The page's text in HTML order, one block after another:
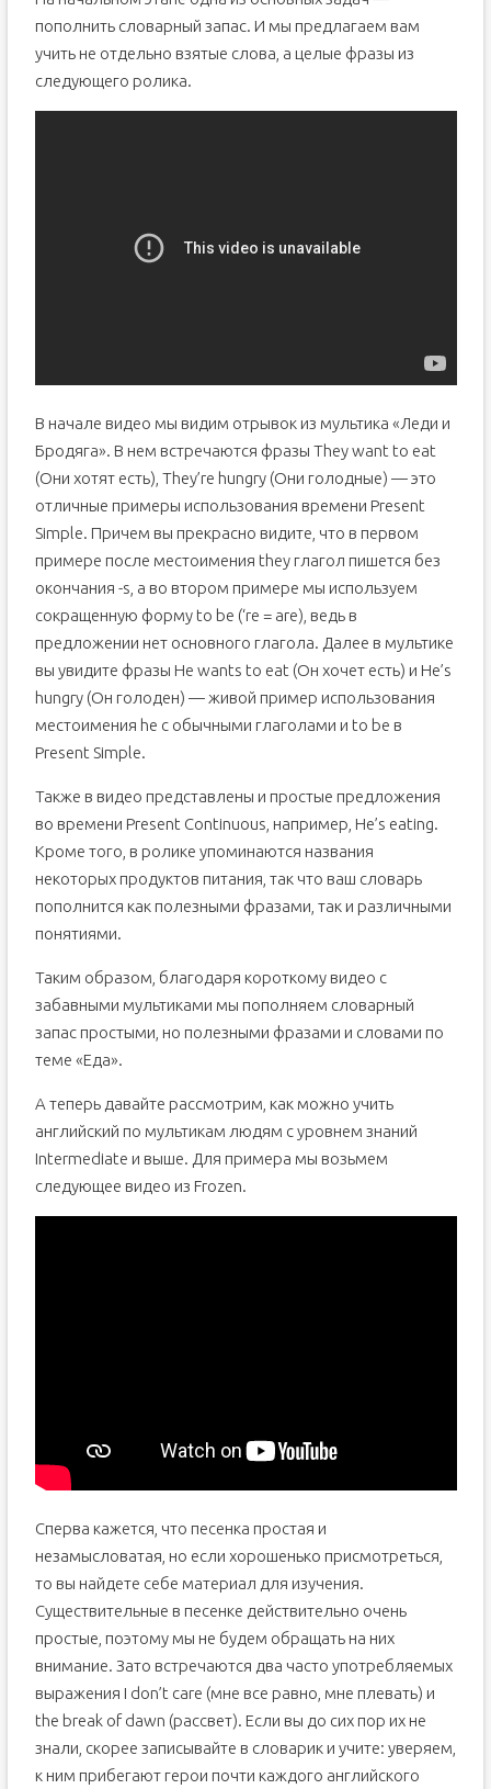
пополнить словарный запас. И мы предлагаем вам
учить не отдельно взятые слова, а целые фразы из
следующего ролика.
В начале видео мы видим отрывок из мультика «Леди и
Бродяга». В нем встречаются фразы They want to eat
(Они хотят есть), They’re hungry (Они голодные) — это
отличные примеры использования времени Present
Simple. Причем вы прекрасно видите, что в первом
примере после местоимения they глагол пишется без
окончания -s, а во втором примере мы используем
сокращенную форму to be (‘re = are), ведь в
предложении нет основного глагола. Далее в мультике
вы увидите фразы He wants to eat (Он хочет есть) и He’s
hungry (Он голоден) — живой пример использования
местоимения he с обычными глаголами и to be в
Present Simple.
Также в видео представлены и простые предложения
во времени Present Continuous, например, He’s eating.
Кроме того, в ролике упоминаются названия
некоторых продуктов питания, так что ваш словарь
пополнится как полезными фразами, так и различными
понятиями.
Таким образом, благодаря короткому видео с
забавными мультиками мы пополняем словарный
запас простыми, но полезными фразами и словами по
теме «Еда».
А теперь давайте рассмотрим, как можно учить
английский по мультикам людям с уровнем знаний
Intermediate и выше. Для примера мы возьмем
следующее видео из Frozen.
Сперва кажется, что песенка простая и
незамысловатая, но если хорошенько присмотреться,
то вы найдете себе материал для изучения.
Существительные в песенке действительно очень
простые, поэтому мы не будем обращать на них
внимание. Зато встречаются два часто употребляемых
выражения I don’t care (мне все равно, мне плевать) и
the break of dawn (рассвет). Если вы до сих пор их не
знали, скорее записывайте в словарик и учите: уверяем,
к ним прибегают герои почти каждого английского